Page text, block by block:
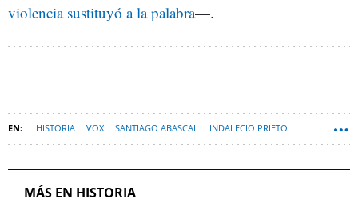
violencia sustituyó a la palabra—.
HISTORIA VOX SANTIAGO ABASCAL INDALECIO PRIETO
MÁS EN HISTORIA